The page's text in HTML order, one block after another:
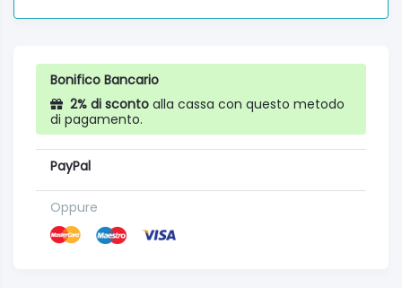
Bonifico Bancario
2% di sconto alla cassa con questo metodo
di pagamento.
PayPal
Oppure